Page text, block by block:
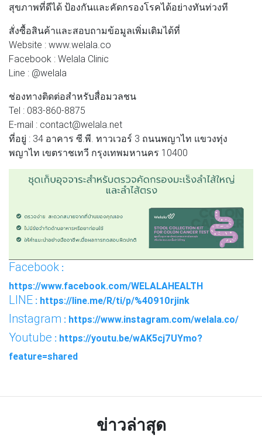
สุขภาพที่ดีได้ ป้องกันและคัดกรองโรคได้อย่างทันท่วงที
สั่งซื้อสินค้าและสอบถามข้อมูลเพิ่มเติมได้ที่
Website : www.welala.co
Facebook : Welala Clinic
Line : @welala
ช่องทางติดต่อสำหรับสื่อมวลชน
Tel : 083-860-8875
E-mail : contact@welala.net
ที่อยู่ : 34 อาคาร ซี.พี. ทาวเวอร์ 3 ถนนพญาไท แขวงทุ่ง
พญาไท เขตราชเทวี กรุงเทพมหานคร 10400
Facebook :
https://www.facebook.com/WELALAHEALTH
LINE : https://line.me/R/ti/p/%40910rjink
Instagram : https://www.instagram.com/welala.co/
Youtube : https://youtu.be/wAK5cj7UYmo?
feature=shared
ข่าวล่าสุด